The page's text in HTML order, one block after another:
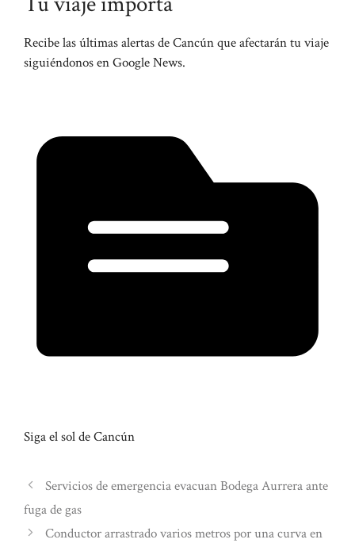
Recibe las últimas alertas de Cancún que afectarán tu viaje
siguiéndonos en Google News.
Siga el sol de Cancún
Servicios de emergencia evacuan Bodega Aurrera ante
fuga de gas
Conductor arrastrado varios metros por una curva en